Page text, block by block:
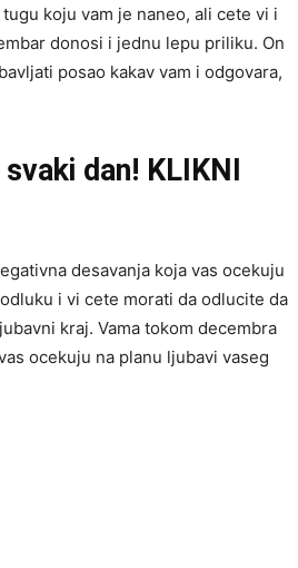
koju vam je naneo, ali cete vi i
donosi i jednu lepu priliku. On
posao kakav vam i odgovara,
dan! KLIKNI
desavanja koja vas ocekuju
i vi cete morati da odlucite da
kraj. Vama tokom decembra
ocekuju na planu ljubavi vaseg